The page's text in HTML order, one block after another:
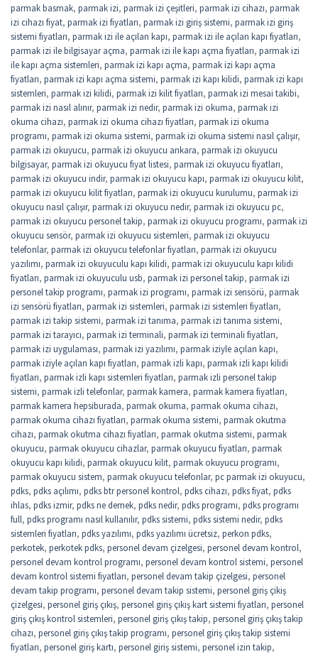
parmak basmak, parmak izi, parmak izi çeşitleri, parmak izi cihazı, parmak
izi cihazı fiyat, parmak izi fiyatları, parmak izi giriş sistemi, parmak izi giriş
sistemi fiyatları, parmak izi ile açılan kapı, parmak izi ile açılan kapı fiyatları,
parmak izi ile bilgisayar açma, parmak izi ile kapı açma fiyatları, parmak izi
ile kapı açma sistemleri, parmak izi kapı açma, parmak izi kapı açma
fiyatları, parmak izi kapı açma sistemi, parmak izi kapı kilidi, parmak izi kapı
sistemleri, parmak izi kilidi, parmak izi kilit fiyatları, parmak izi mesai takibi,
parmak izi nasıl alınır, parmak izi nedir, parmak izi okuma, parmak izi
okuma cihazı, parmak izi okuma cihazı fiyatları, parmak izi okuma
programı, parmak izi okuma sistemi, parmak izi okuma sistemi nasıl çalışır,
parmak izi okuyucu, parmak izi okuyucu ankara, parmak izi okuyucu
bilgisayar, parmak izi okuyucu fiyat listesi, parmak izi okuyucu fiyatları,
parmak izi okuyucu indir, parmak izi okuyucu kapı, parmak izi okuyucu kilit,
parmak izi okuyucu kilit fiyatları, parmak izi okuyucu kurulumu, parmak izi
okuyucu nasıl çalışır, parmak izi okuyucu nedir, parmak izi okuyucu pc,
parmak izi okuyucu personel takip, parmak izi okuyucu programı, parmak izi
okuyucu sensör, parmak izi okuyucu sistemleri, parmak izi okuyucu
telefonlar, parmak izi okuyucu telefonlar fiyatları, parmak izi okuyucu
yazılımı, parmak izi okuyuculu kapı kilidi, parmak izi okuyuculu kapı kilidi
fiyatları, parmak izi okuyuculu usb, parmak izi personel takip, parmak izi
personel takip programı, parmak izi programı, parmak izi sensörü, parmak
izi sensörü fiyatları, parmak izi sistemleri, parmak izi sistemleri fiyatları,
parmak izi takip sistemi, parmak izi tanıma, parmak izi tanıma sistemi,
parmak izi tarayıcı, parmak izi terminali, parmak izi terminali fiyatları,
parmak izi uygulaması, parmak izi yazılımı, parmak iziyle açılan kapı,
parmak iziyle açılan kapı fiyatları, parmak izli kapı, parmak izli kapı kilidi
fiyatları, parmak izli kapı sistemleri fiyatları, parmak izli personel takip
sistemi, parmak izli telefonlar, parmak kamera, parmak kamera fiyatları,
parmak kamera hepsiburada, parmak okuma, parmak okuma cihazı,
parmak okuma cihazı fiyatları, parmak okuma sistemi, parmak okutma
cihazı, parmak okutma cihazı fiyatları, parmak okutma sistemi, parmak
okuyucu, parmak okuyucu cihazlar, parmak okuyucu fiyatları, parmak
okuyucu kapı kilidi, parmak okuyucu kilit, parmak okuyucu programı,
parmak okuyucu sistem, parmak okuyucu telefonlar, pc parmak izi okuyucu,
pdks, pdks açılımı, pdks btr personel kontrol, pdks cihazı, pdks fiyat, pdks
ihlas, pdks izmir, pdks ne demek, pdks nedir, pdks programı, pdks programı
full, pdks programı nasıl kullanılır, pdks sistemi, pdks sistemi nedir, pdks
sistemleri fiyatları, pdks yazılımı, pdks yazılımı ücretsiz, perkon pdks,
perkotek, perkotek pdks, personel devam çizelgesi, personel devam kontrol,
personel devam kontrol programı, personel devam kontrol sistemi, personel
devam kontrol sistemi fiyatları, personel devam takip çizelgesi, personel
devam takip programı, personel devam takip sistemi, personel giriş çikiş
çizelgesi, personel giriş çıkış, personel giriş çıkış kart sistemi fiyatları, personel
giriş çıkış kontrol sistemleri, personel giriş çıkış takip, personel giriş çıkış takip
cihazı, personel giriş çıkış takip programı, personel giriş çıkış takip sistemi
fiyatları, personel giriş kartı, personel giriş sistemi, personel izin takip,